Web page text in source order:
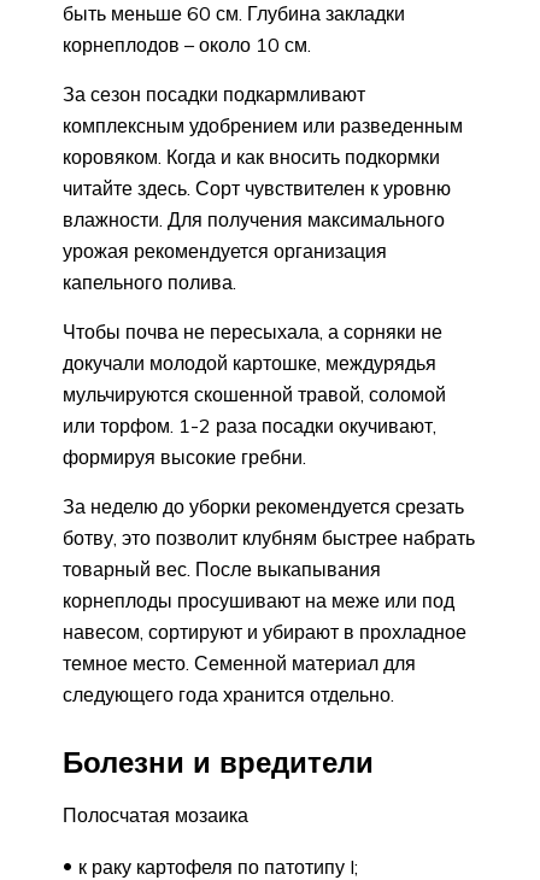
быть меньше 60 см. Глубина закладки
корнеплодов – около 10 см.
За сезон посадки подкармливают
комплексным удобрением или разведенным
коровяком. Когда и как вносить подкормки
читайте здесь. Сорт чувствителен к уровню
влажности. Для получения максимального
урожая рекомендуется организация
капельного полива.
Чтобы почва не пересыхала, а сорняки не
докучали молодой картошке, междурядья
мульчируются скошенной травой, соломой
или торфом. 1-2 раза посадки окучивают,
формируя высокие гребни.
За неделю до уборки рекомендуется срезать
ботву, это позволит клубням быстрее набрать
товарный вес. После выкапывания
корнеплоды просушивают на меже или под
навесом, сортируют и убирают в прохладное
темное место. Семенной материал для
следующего года хранится отдельно.
Болезни и вредители
Полосчатая мозаика
к раку картофеля по патотипу I;